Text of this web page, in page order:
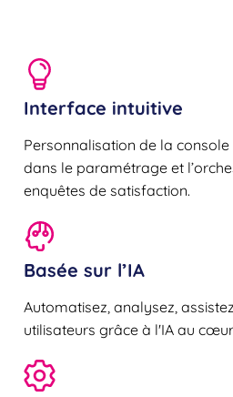
Interface intuitive
Personnalisation de la
dans le paramétrage et
enquêtes de satisfaction.
Basée sur l’IA
Automatisez, analysez,
utilisateurs grâce à l'IA au